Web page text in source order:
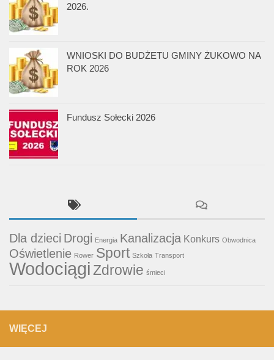
2026.
WNIOSKI DO BUDŻETU GMINY ŻUKOWO NA
ROK 2026
Fundusz Sołecki 2026
Dla dzieci Drogi Energia Kanalizacja Konkurs Obwodnica
Oświetlenie Rower Sport Szkoła Transport
WodociągiZdrowie śmieci
WIĘCEJ